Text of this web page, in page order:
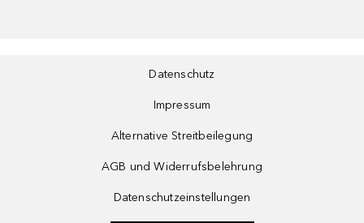
Datenschutz
Impressum
Alternative Streitbeilegung
AGB und Widerrufsbelehrung
Datenschutzeinstellungen